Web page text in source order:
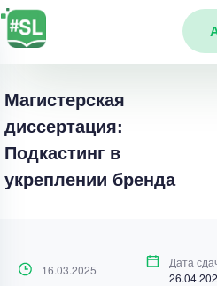
Магистерская
диссертация:
Подкастинг в
укреплении бренда
16.03.2025
Дата